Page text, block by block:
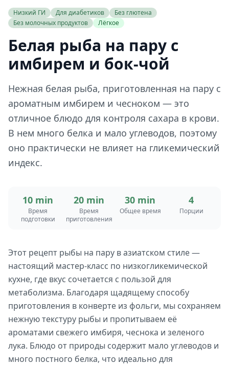
Низкий ГИ Для диабетиков
Без глютена
Без молочных продуктов
Лёгкое
Белая рыба на пару с
имбирем и бок-чой
Нежная белая рыба, приготовленная на пару с
ароматным имбирем и чесноком — это
отличное блюдо для контроля сахара в крови.
В нем много белка и мало углеводов, поэтому
оно практически не влияет на гликемический
индекс.
10 min
Время
подготовки
20 min
Время
приготовления
30 min
Общее время
4
Порции
Этот рецепт рыбы на пару в азиатском стиле —
настоящий мастер-класс по низкогликемической
кухне, где вкус сочетается с пользой для
метаболизма. Благодаря щадящему способу
приготовления в конверте из фольги, мы сохраняем
нежную текстуру рыбы и пропитываем её
ароматами свежего имбиря, чеснока и зеленого
лука. Блюдо от природы содержит мало углеводов и
много постного белка, что идеально для